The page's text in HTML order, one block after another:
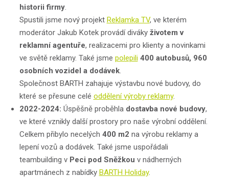
historii firmy.
Spustili jsme nový projekt Reklamka TV, ve kterém
moderátor Jakub Kotek provádí diváky životem v
reklamní agentuře, realizacemi pro klienty a novinkami
ve světě reklamy. Také jsme polepili 400 autobusů, 960
osobních vozidel a dodávek.
Společnost BARTH zahajuje výstavbu nové budovy, do
které se přesune celé oddělení výroby reklamy.
2022-2024: Úspěšně proběhla dostavba nové budovy,
ve které vznikly další prostory pro naše výrobní oddělení.
Celkem přibylo necelých 400 m2 na výrobu reklamy a
lepení vozů a dodávek. Také jsme uspořádali
teambuilding vPeci pod Sněžkou v nádherných
apartmánech z nabídky BARTH Holiday.